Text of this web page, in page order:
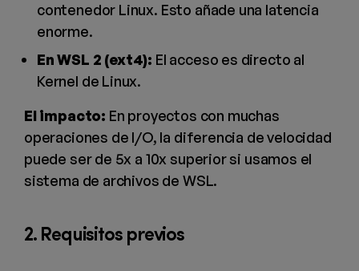
contenedor Linux. Esto añade una latencia
enorme.
En WSL 2 (ext4): El acceso es directo al
Kernel de Linux.
El impacto: En proyectos con muchas
operaciones de I/O, la diferencia de velocidad
puede ser de 5x a 10x superior si usamos el
sistema de archivos de WSL.
2. Requisitos previos